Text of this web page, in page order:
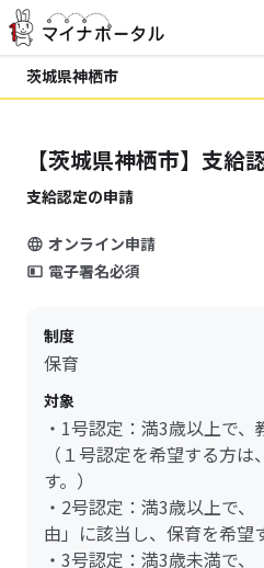
茨城県神栖市
【茨城県神栖市】支給
支給認定の申請
オンライン申請
電子署名必須
制度
保育
対象
・1号認定：満3歳以上で
（１号認定を希望する方
す。）
・2号認定：満3歳以上で
由」に該当し、保育を希望
・3号認定：満3歳未満で